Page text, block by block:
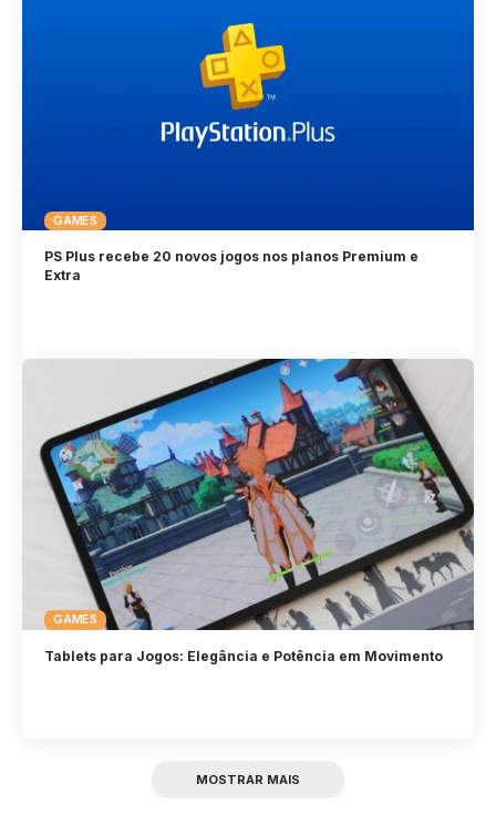
GAMES
PS Plus recebe 20 novos jogos nos planos Premium e
Extra
GAMES
Tablets para Jogos: Elegância e Potência em Movimento
MOSTRAR MAIS